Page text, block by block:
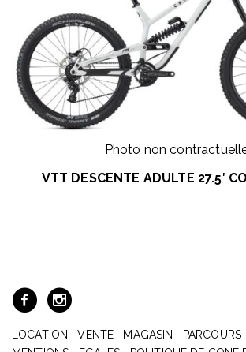
Photo non
VTT DESCENTE ADULTE 27.5′
LOCATION VENTE MAGASIN PARCOURS